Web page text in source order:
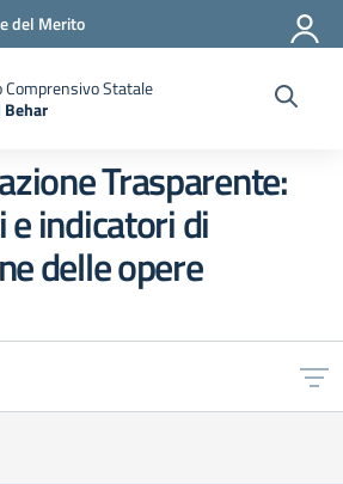
del Merito
Statale
Behar
Trasparente:
e indicatori di
delle opere